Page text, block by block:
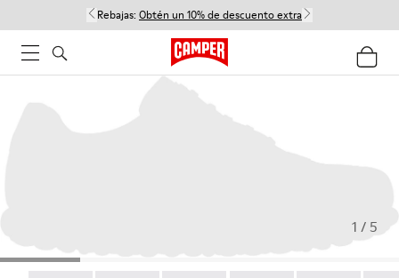
Rebajas: Obtén un 10% de descuento extra
1 / 5